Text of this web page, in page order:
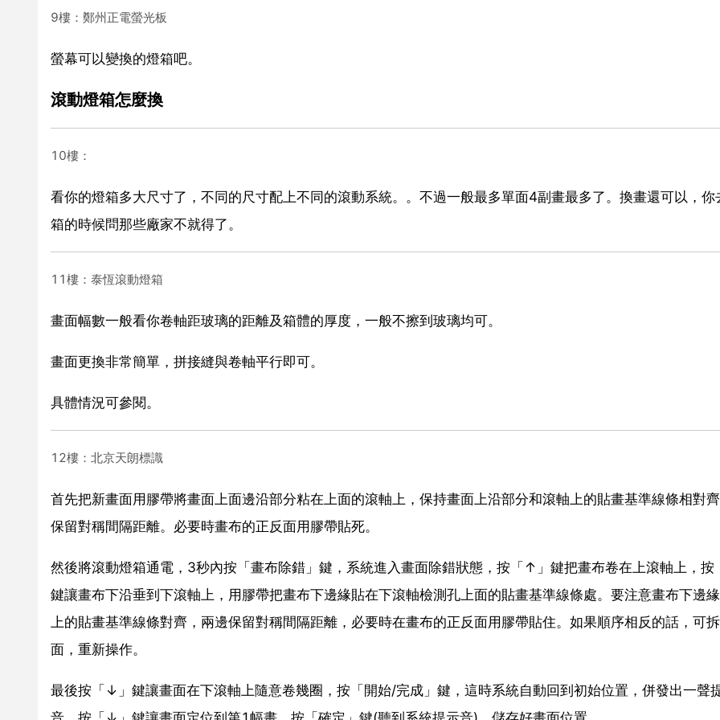
9樓：鄭州正電螢光板
螢幕可以變換的燈箱吧。
滾動燈箱怎麼換
10樓：
看你的燈箱多大尺寸了，不同的尺寸配上不同的滾動系統。。不過一般最多單面4副畫最多了。換畫還可以，你
箱的時候問那些廠家不就得了。
11樓：泰恆滾動燈箱
畫面幅數一般看你卷軸距玻璃的距離及箱體的厚度，一般不擦到玻璃均可。
畫面更換非常簡單，拼接縫與卷軸平行即可。
具體情況可參閱。
12樓：北京天朗標識
首先把新畫面用膠帶將畫面上面邊沿部分粘在上面的滾軸上，保持畫面上沿部分和滾軸上的貼畫基準線條相對
保留對稱間隔距離。必要時畫布的正反面用膠帶貼死。
然後將滾動燈箱通電，3秒內按「畫布除錯」鍵，系統進入畫面除錯狀態，按「↑」鍵把畫布卷在上滾軸上，
鍵讓畫布下沿垂到下滾軸上，用膠帶把畫布下邊緣貼在下滾軸檢測孔上面的貼畫基準線條處。要注意畫布下邊
上的貼畫基準線條對齊，兩邊保留對稱間隔距離，必要時在畫布的正反面用膠帶貼住。如果順序相反的話，可
面，重新操作。
最後按「↓」鍵讓畫面在下滾軸上隨意卷幾圈，按「開始/完成」鍵，這時系統自動回到初始位置，併發出一聲